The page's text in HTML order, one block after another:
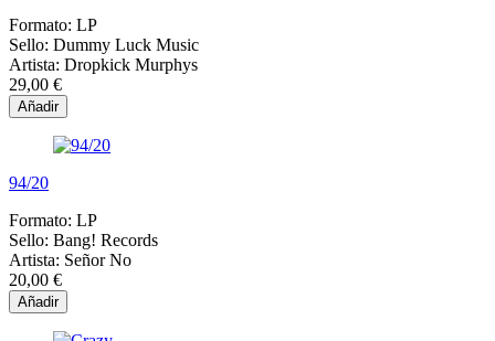
Formato: LP
Sello: Dummy Luck Music
Artista: Dropkick Murphys
29,00 €
Añadir
94/20
Formato: LP
Sello: Bang! Records
Artista: Señor No
20,00 €
Añadir